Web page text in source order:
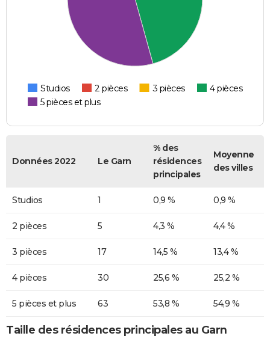
Studios 2 pièces 3 pièces
4 pièces
5 pièces et plus
Données 2022 Le Garn
% des
résidences
principales
Moyenne
des villes
Studios 1 0,9 % 0,9 %
2 pièces 5 4,3 % 4,4 %
3 pièces 17 14,5 % 13,4 %
4 pièces 30 25,6 % 25,2 %
5 pièces et plus 63 53,8 % 54,9 %
Taille des résidences principales au Garn